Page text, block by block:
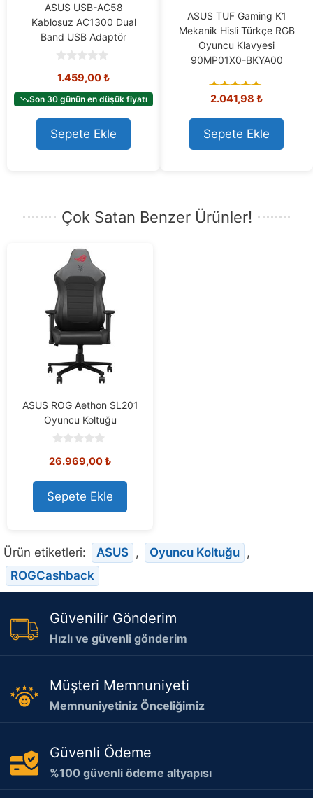
ASUS USB-AC58
Kablosuz AC1300 Dual
Band USB Adaptör
o
t
o
f
5
1.459,00₺
Son 30 günün en düşük fiyatı
Sepete Ekle
ASUS TUF Gaming K1
Mekanik Hisli Türkçe RGB
Oyuncu Klavyesi
90MP01X0-BKYA00
5.00
2.041,98 ₺
Sepete Ekle
Çok Satan Benzer Ürünler!
ASUS ROG Aethon SL201
Oyuncu Koltuğu
o
t
o
f
5
26.969,00₺
Sepete Ekle
Ürün etiketleri: ASUS , Oyuncu Koltuğu ,
ROGCashback
Güvenilir Gönderim
Hızlı ve güvenli gönderim
Müşteri Memnuniyeti
Memnuniyetiniz Önceliğimiz
Güvenli Ödeme
%100 güvenli ödeme altyapısı